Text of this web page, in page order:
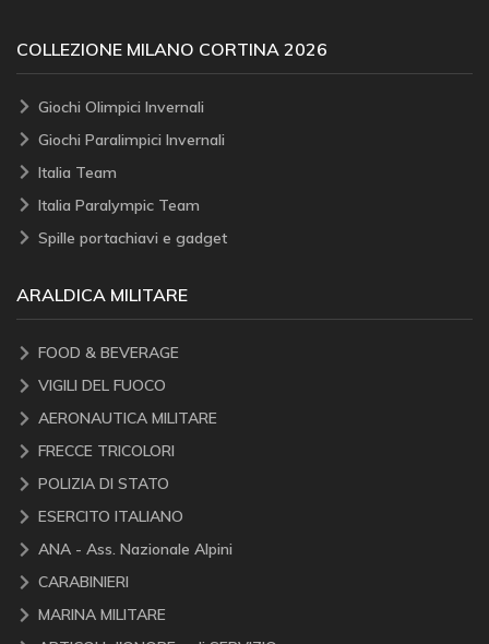
COLLEZIONE MILANO CORTINA 2026
Giochi Olimpici Invernali
Giochi Paralimpici Invernali
Italia Team
Italia Paralympic Team
Spille portachiavi e gadget
ARALDICA MILITARE
FOOD & BEVERAGE
VIGILI DEL FUOCO
AERONAUTICA MILITARE
FRECCE TRICOLORI
POLIZIA DI STATO
ESERCITO ITALIANO
ANA - Ass. Nazionale Alpini
CARABINIERI
MARINA MILITARE